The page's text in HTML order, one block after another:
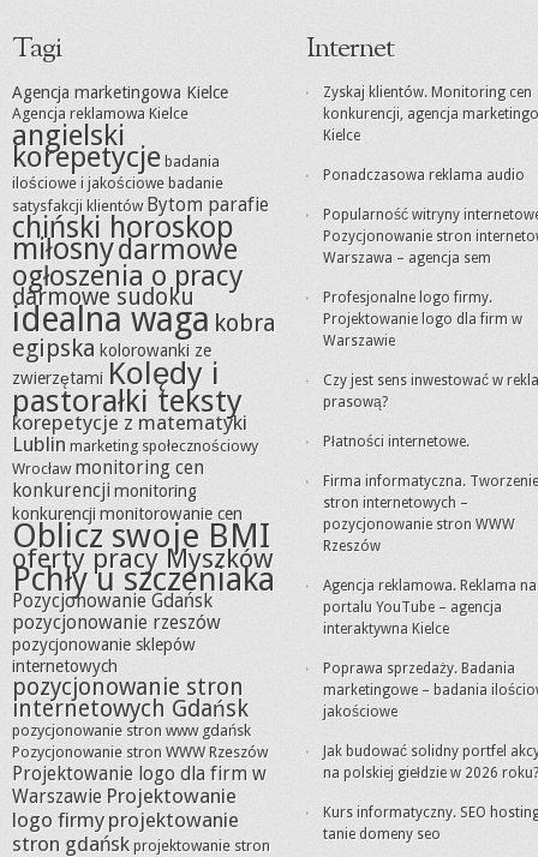
Tagi
Agencja marketingowa Kielce
Agencja reklamowa Kielce
angielski
korepetycje badania
ilościowe i jakościowe badanie
satysfakcji klientów Bytom parafie
chiński horoskop
miłosnydarmowe
ogłoszenia o pracy
darmowe sudoku
idealna waga kobra
egipska kolorowanki ze
zwierzętami Kolędy i
pastorałki teksty
korepetycje z matematyki
Lublin marketing społecznościowy
Wrocław monitoring cen
konkurencjimonitoring
konkurencjimonitorowanie cen
Oblicz swoje BMI
oferty pracy Myszków
Pchły u szczeniaka
Pozycjonowanie Gdańsk
pozycjonowanie rzeszów
pozycjonowanie sklepów
internetowych
pozycjonowanie stron
internetowych Gdańsk
pozycjonowanie stron www gdańsk
Pozycjonowanie stron WWW Rzeszów
Projektowanie logo dla firm w
Warszawie Projektowanie
logo firmy projektowanie
stron gdańsk projektowanie stron
Internet
Zyskaj klientów. Monitoring cen
konkurencji, agencja
Kielce
Ponadczasowa reklama audio
Popularność witryny
Pozycjonowanie stron
Warszawa – agencja sem
Profesjonalne logo firmy.
Projektowanie logo dla firm w
Warszawie
Czy jest sens inwestować w
prasową?
Płatności internetowe.
Firma informatyczna. Tworzenie
stron internetowych –
pozycjonowanie stron WWW
Rzeszów
Agencja reklamowa. Reklama na
portalu YouTube – agencja
interaktywna Kielce
Poprawa sprzedaży. Badania
marketingowe – badania
jakościowe
Jak budować solidny portfel
na polskiej giełdzie w 2026 roku?
Kurs informatyczny. SEO
tanie domeny seo